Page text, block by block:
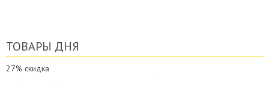
ТОВАРЫ ДНЯ
27% скидка